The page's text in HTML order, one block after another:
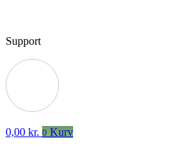
Support
0,00 kr. 0 Kurv